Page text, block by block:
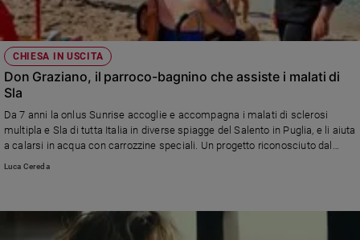
CHIESA IN USCITA
Don Graziano, il parroco-bagnino che assiste i malati di
Sla
Da 7 anni la onlus Sunrise accoglie e accompagna i malati di sclerosi
multipla e Sla di tutta Italia in diverse spiagge del Salento in Puglia, e li aiuta
a calarsi in acqua con carrozzine speciali. Un progetto riconosciuto dal
presidente Mattarella e che quest’anno ha visto anche il giovane parroco
Luca Cereda